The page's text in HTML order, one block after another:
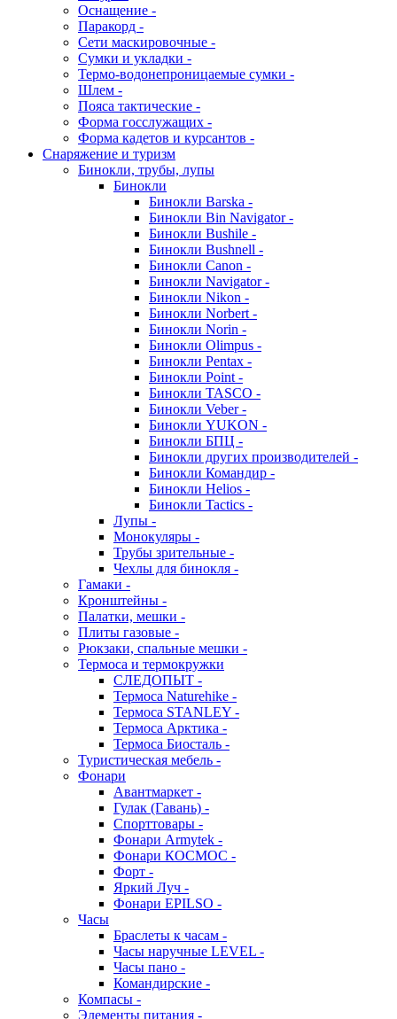
Оснащение -
Паракорд -
Сети маскировочные -
Сумки и укладки -
Термо-водонепроницаемые сумки -
Шлем -
Пояса тактические -
Форма госслужащих -
Форма кадетов и курсантов -
Снаряжение и туризм
Бинокли, трубы, лупы
Бинокли
Бинокли Barska -
Бинокли Bin Navigator -
Бинокли Bushile -
Бинокли Bushnell -
Бинокли Canon -
Бинокли Navigator -
Бинокли Nikon -
Бинокли Norbert -
Бинокли Norin -
Бинокли Olimpus -
Бинокли Pentax -
Бинокли Point -
Бинокли TASCO -
Бинокли Veber -
Бинокли YUKON -
Бинокли БПЦ -
Бинокли других производителей -
Бинокли Командир -
Бинокли Helios -
Бинокли Tactics -
Лупы -
Монокуляры -
Трубы зрительные -
Чехлы для бинокля -
Гамаки -
Кронштейны -
Палатки, мешки -
Плиты газовые -
Рюкзаки, спальные мешки -
Термоса и термокружки
СЛЕДОПЫТ -
Термоса Naturehike -
Термоса STANLEY -
Термоса Арктика -
Термоса Биосталь -
Туристическая мебель -
Фонари
Авантмаркет -
Гулак (Гавань) -
Спорттовары -
Фонари Armytek -
Фонари КОСМОС -
Форт -
Яркий Луч -
Фонари EPILSO -
Часы
Браслеты к часам -
Часы наручные LEVEL -
Часы пано -
Командирские -
Компасы -
Элементы питания -